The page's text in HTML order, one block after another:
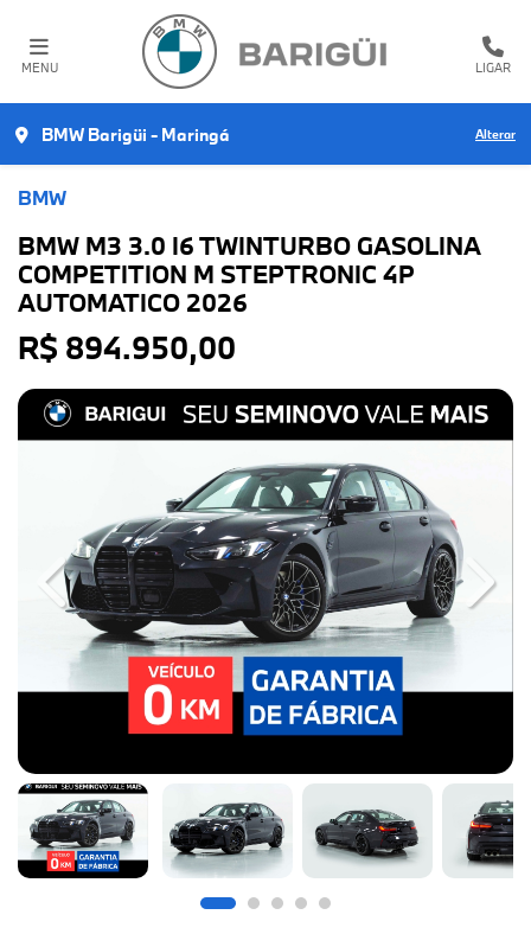
MENU LIGAR
BMW Barigüi - Maringá Alterar
BMW
BMW M3 3.0 I6 TWINTURBO GASOLINA
COMPETITION M STEPTRONIC 4P
AUTOMATICO 2026
R$ 894.950,00
Previous Next